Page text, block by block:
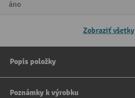
áno
Zobraziť všetky
Popis položky
Poznámky k výrobku